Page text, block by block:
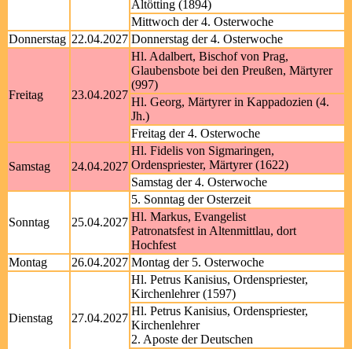
Altötting (1894)
Mittwoch der 4. Osterwoche
Donnerstag 22.04.2027 Donnerstag der 4. Osterwoche
Freitag 23.04.2027
Hl. Adalbert, Bischof von Prag,
Glaubensbote bei den Preußen, Märtyrer
(997)
Hl. Georg, Märtyrer in Kappadozien (4.
Jh.)
Freitag der 4. Osterwoche
Samstag 24.04.2027
Hl. Fidelis von Sigmaringen,
Ordenspriester, Märtyrer (1622)
Samstag der 4. Osterwoche
Sonntag 25.04.2027
5. Sonntag der Osterzeit
Hl. Markus, Evangelist
Patronatsfest in Altenmittlau, dort
Hochfest
Montag
26.04.2027 Montag der 5. Osterwoche
Dienstag 27.04.2027
Hl. Petrus Kanisius, Ordenspriester,
Kirchenlehrer (1597)
Hl. Petrus Kanisius, Ordenspriester,
Kirchenlehrer
2. Aposte der Deutschen